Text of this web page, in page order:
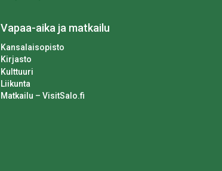
Vapaa-aika ja matkailu
Kansalaisopisto
Kirjasto
Kulttuuri
Liikunta
Matkailu – VisitSalo.fi